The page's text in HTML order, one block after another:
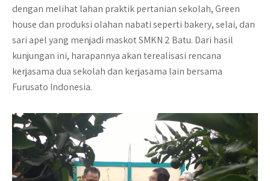
dengan melihat lahan praktik pertanian sekolah, Green
house dan produksi olahan nabati seperti bakery, selai, dan
sari apel yang menjadi maskot SMKN 2 Batu. Dari hasil
kunjungan ini, harapannya akan terealisasi rencana
kerjasama dua sekolah dan kerjasama lain bersama
Furusato Indonesia.